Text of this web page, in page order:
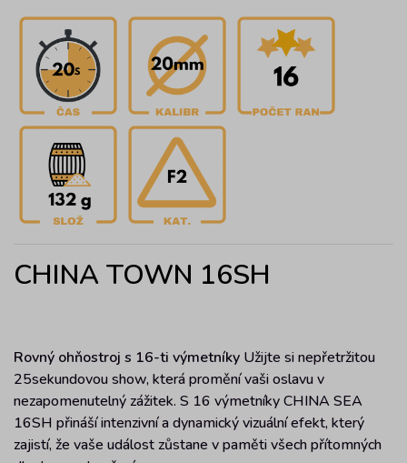
CHINA TOWN 16SH
Rovný ohňostroj s 16-ti výmetníky Užijte si nepřetržitou
25sekundovou show, která promění vaši oslavu v
nezapomenutelný zážitek. S 16 výmetníky CHINA SEA
16SH přináší intenzivní a dynamický vizuální efekt, který
zajistí, že vaše událost zůstane v paměti všech přítomných